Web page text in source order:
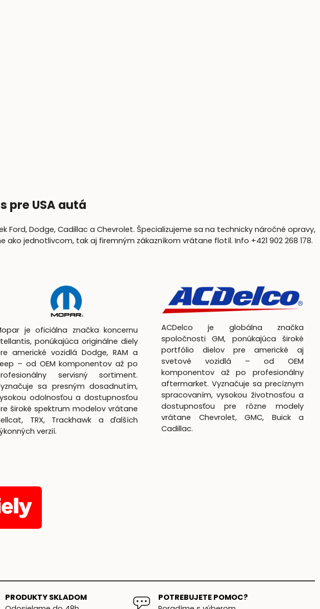
pre USA autá
Dodge, Cadillac a Chevrolet. Špecializujeme sa na technicky náročné opravy,
jednotlivcom, tak aj firemným zákazníkom vrátane flotíl. Info +421 902 268 178.
je oficiálna značka koncernu
ponúkajúca originálne diely
americké vozidlá Dodge, RAM a
– od OEM komponentov až po
servisný sortiment.
sa presným dosadnutím,
odolnosťou a dostupnosťou
široké spektrum modelov vrátane
TRX, Trackhawk a ďalších
verzií.
ACDelco je globálna značka
spoločnosti GM, ponúkajúca široké
portfólio dielov pre americké aj
svetové vozidlá – od OEM
komponentov až po profesionálny
aftermarket. Vyznačuje sa precíznym
spracovaním, vysokou životnosťou a
dostupnosťou pre rôzne modely
vrátane Chevrolet, GMC, Buick a
Cadillac.
PRODUKTY SKLADOM
POTREBUJETE POMOC?